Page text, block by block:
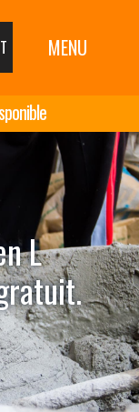
MENU
L